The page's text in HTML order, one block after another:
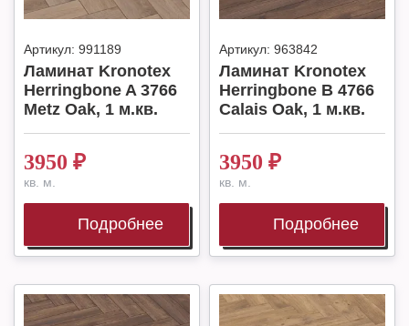
Артикул: 991189
Ламинат Kronotex
Herringbone A 3766
Metz Oak, 1 м.кв.
3950 ₽
кв. м.
Подробнее
Артикул: 963842
Ламинат Kronotex
Herringbone B 4766
Calais Oak, 1 м.кв.
3950 ₽
кв. м.
Подробнее